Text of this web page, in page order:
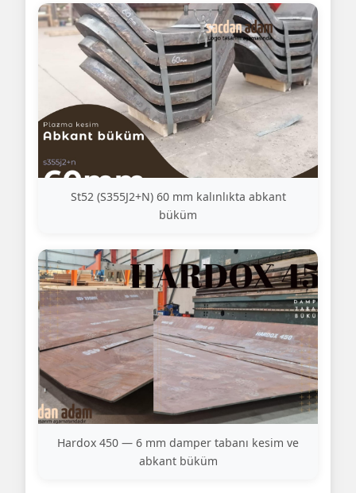
St52 (S355J2+N) 60 mm kalınlıkta abkant
büküm
Hardox 450 — 6 mm damper tabanı kesim ve
abkant büküm